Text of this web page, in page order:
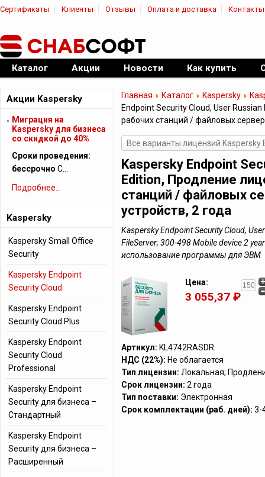
Сертификаты Клиенты Отзывы Оплата и доставка Контакты
Официальный дилер ПО
Каталог Акции Новости Как купить
Главная Каталог Kaspersky
Endpoint Security Cloud, User
рабочих станций / файловых
Все варианты лицензий Kaspersky
Kaspersky Endpoint
Edition, Продление
станций / файловых
устройств, 2 года
Kaspersky Endpoint Security Cloud,
FileServer; 300-498 Mobile device 2
использование программы для ЭВМ
Цена:
3 055,37 ₽
Артикул: KL4742RASDR
НДС (22%): Не облагается
Тип лицензии: Локальная;
Срок лицензии: 2 года
Тип поставки: Электронная
Срок комплектации (раб. дней): 3-
Акции Kaspersky
Миграция на
Kaspersky для бизнеса
cо скидкой до 40%
Сроки проведения:
бессрочно С…
Подробнее...
Kaspersky
Kaspersky Small Office
Security
Kaspersky Endpoint
Security Cloud
Kaspersky Endpoint
Security Cloud Plus
Kaspersky Endpoint
Security Cloud
Professional
Kaspersky Endpoint
Security для бизнеса –
Стандартный
Kaspersky Endpoint
Security для бизнеса –
Расширенный